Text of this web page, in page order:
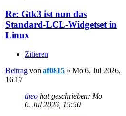
Re: Gtk3 ist nun das
Standard-LCL-Widgetset in
Linux
Zitieren
Beitrag von af0815 » Mo 6. Jul 2026,
16:17
theo hat geschrieben: Mo
6. Jul 2026, 15:50